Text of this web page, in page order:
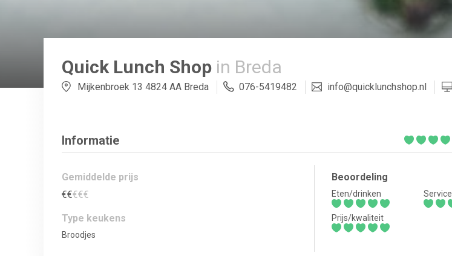
Quick Lunch Shop in Breda
Mijkenbroek 13 4824 AA Breda 076-5419482 info@quicklunchshop.nl
Informatie
Gemiddelde prijs
€€€€€
Type keukens
Broodjes
Beoordeling
Eten/drinken Service
Prijs/kwaliteit